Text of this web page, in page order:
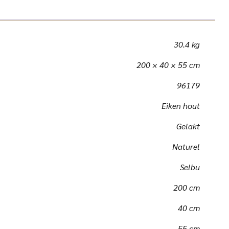
30.4 kg
200 × 40 × 55 cm
96179
Eiken hout
Gelakt
Naturel
Selbu
200 cm
40 cm